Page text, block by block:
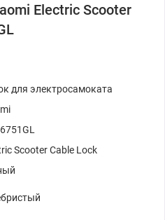
Electric Scooter
для электросамоката
Scooter Cable Lock